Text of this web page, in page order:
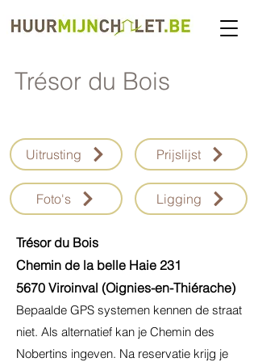
Trésor du Bois
Uitrusting Prijslijst
Foto's Ligging
Trésor du Bois
Chemin de la belle Haie 231
5670 Viroinval (Oignies-en-Thiérache)
Bepaalde GPS systemen kennen de straat
niet. Als alternatief kan je Chemin des
Nobertins ingeven. Na reservatie krijg je